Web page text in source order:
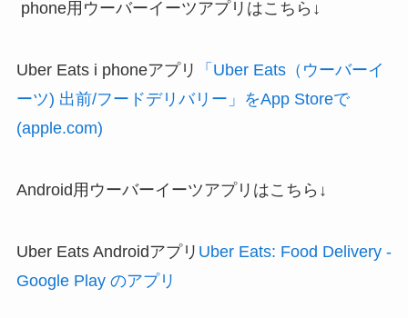
phone用ウーバーイーツアプリはこちら↓
Uber Eats i phoneアプリ
「Uber Eats（ウーバーイ
ーツ) 出前/フードデリバリー」をApp Storeで
(apple.com)
Android用ウーバーイーツアプリはこちら↓
Uber Eats Androidアプリ Uber Eats: Food Delivery -
Google Play のアプリ